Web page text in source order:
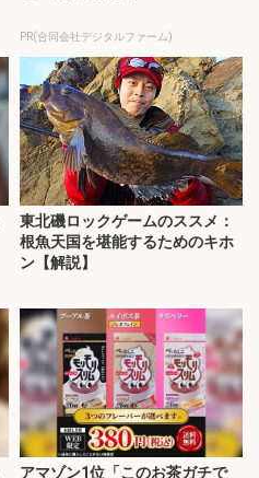
PR(合同会社デジタルファーム)
東北磯ロックゲームのススメ：
根魚天国を堪能するためのキホ
ン【解説】
アマゾン1位「このお茶ガチで